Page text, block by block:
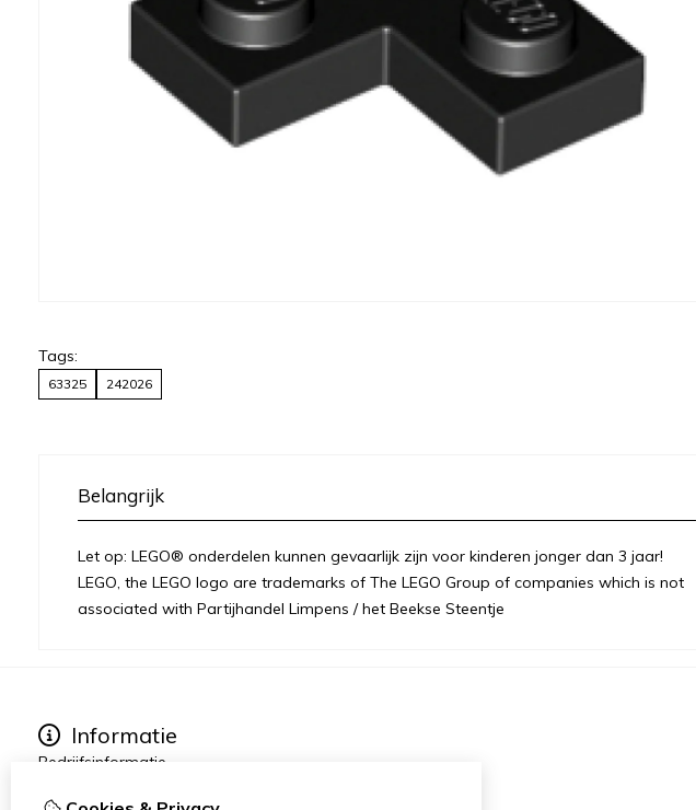
Tags:
63325 242026
Belangrijk
Let op: LEGO® onderdelen kunnen gevaarlijk zijn voor kinderen jonger dan 3 jaar!
LEGO, the LEGO logo are trademarks of The LEGO Group of companies which is not
associated with Partijhandel Limpens / het Beekse Steentje
Informatie
Bedrijfsinformatie